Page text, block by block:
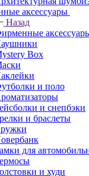
аксессуары
Назад
Box
и поло
и снепбэки
и браслеты
для
и худи